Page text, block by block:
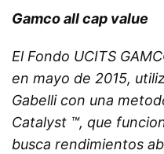
Gamco all cap value
El Fondo UCITS
en mayo de 2015,
Gabelli con una
Catalyst ™, que
busca rendimientos